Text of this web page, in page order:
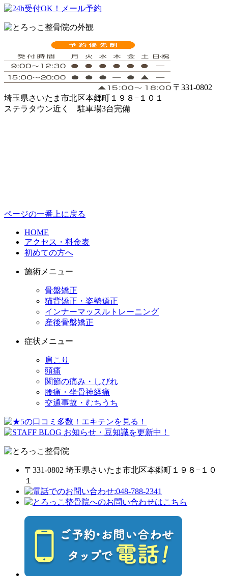
〒331-0802
埼玉県さいたま市北区本郷町１９８−１０１
ステラタウン近く 駐車場3台完備
ページの一番上に戻る
HOME
アクセス・料金表
初めての方へ
施術メニュー
骨盤矯正
猫背矯正・姿勢矯正
インナーマッスルトレーニング
産後骨盤矯正
症状メニュー
肩こり
頭痛
関節の痛み・しびれ
腰痛・坐骨神経痛
交通事故・むちうち
〒331-0802 埼玉県さいたま市北区本郷町１９８−１０
１